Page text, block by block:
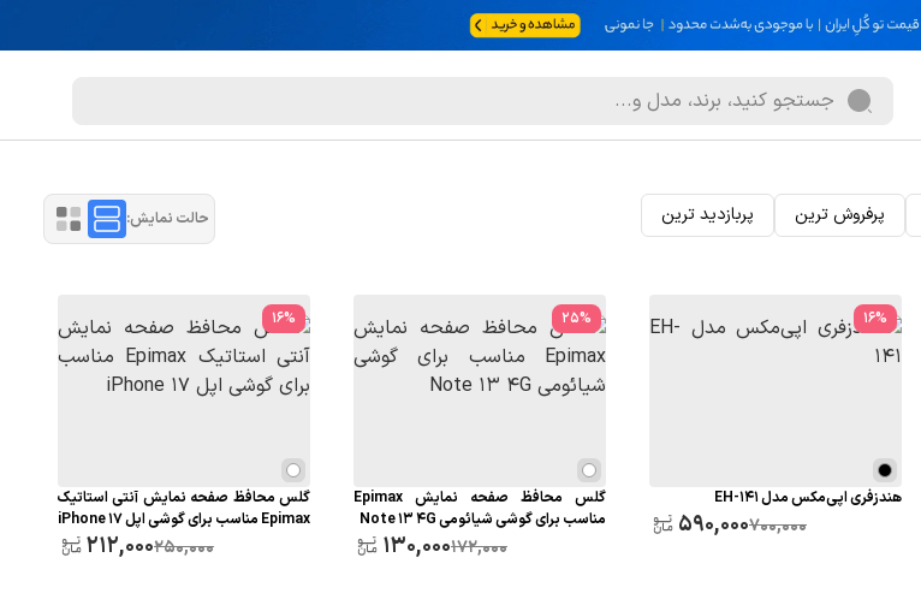
پرفروش ترین پربازدید ترین حالت نمایش:
%
16
هندزفری اپی‌مکس مدل EH-141
700,000
590,000
%
25
گلس محافظ صفحه نمایش Epimax
مناسب برای گوشی شیائومی Note 13 4G
172,000
130,000
%
16
گلس محافظ صفحه نمایش آنتی استاتیک
Epimax مناسب برای گوشی اپل iPhone 17
250,000
212,000